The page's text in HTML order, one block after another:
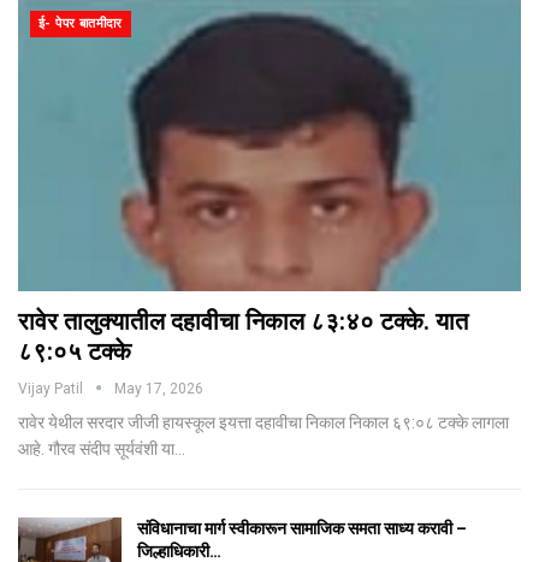
ई- पेपर बातमीदार
रावेर तालुक्यातील दहावीचा निकाल ८३:४० टक्के. यात
८९:०५ टक्के
Vijay Patil May 17, 2026
रावेर येथील सरदार जीजी हायस्कूल इयत्ता दहावीचा निकाल निकाल ६९:०८ टक्के लागला
आहे. गौरव संदीप सूर्यवंशी या…
संविधानाचा मार्ग स्वीकारून सामाजिक समता साध्य करावी –
जिल्हाधिकारी…